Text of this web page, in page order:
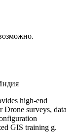
high-end
Drone surveys, data
GIS training g.